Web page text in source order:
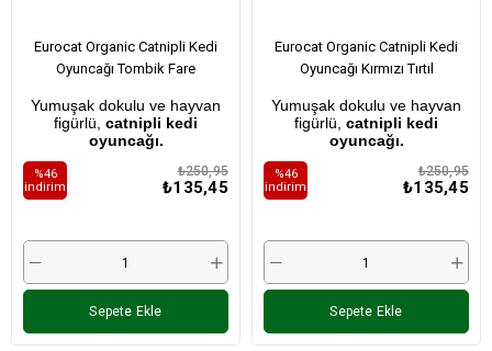
Eurocat Organic Catnipli Kedi
Oyuncağı Tombik Fare
Yumuşak dokulu ve hayvan
figürlü, catnipli kedi
oyuncağı.
₺135,45
₺250,95
%46
i̇ndirim
Sepete Ekle
Eurocat Organic Catnipli Kedi
Oyuncağı Kırmızı Tırtıl
Yumuşak dokulu ve hayvan
figürlü, catnipli kedi
oyuncağı.
₺135,45
₺250,95
%46
i̇ndirim
Sepete Ekle